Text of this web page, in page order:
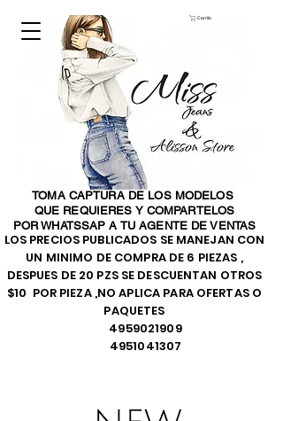
LOS PRECIOS PUBLICADOS SE MANEJAN CON
UN MINIMO DE COMPRA DE 6 PIEZAS ,
DESPUES DE 20 PZS SE DESCUENTAN OTROS
$10 POR PIEZA ,NO APLICA PARA OFERTAS O
PAQUETES
4959021909
4951041307
TOMA CAPTURA DE LOS MODELOS
QUE REQUIERES Y COMPARTELOS
POR WHATSSAP A TU AGENTE DE VENTAS
Carrito